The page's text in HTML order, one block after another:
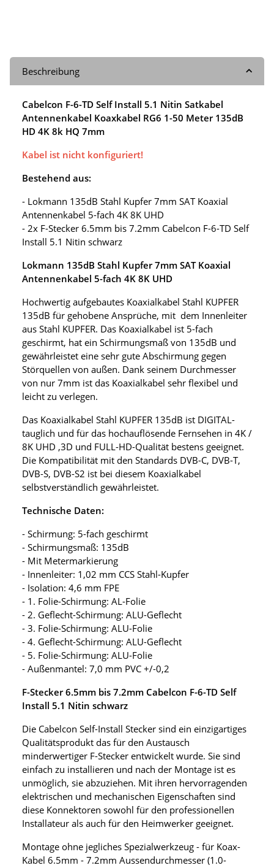
Beschreibung
Cabelcon F-6-TD Self Install 5.1 Nitin Satkabel
Antennenkabel Koaxkabel RG6 1-50 Meter 135dB
HD 4K 8k HQ 7mm
Kabel ist nicht konfiguriert!
Bestehend aus:
- Lokmann 135dB Stahl Kupfer 7mm SAT Koaxial
Antennenkabel 5-fach 4K 8K UHD
- 2x F-Stecker 6.5mm bis 7.2mm Cabelcon F-6-TD Self
Install 5.1 Nitin schwarz
Lokmann 135dB Stahl Kupfer 7mm SAT Koaxial
Antennenkabel 5-fach 4K 8K UHD
Hochwertig aufgebautes Koaxialkabel Stahl KUPFER
135dB für gehobene Ansprüche, mit dem Innenleiter
aus Stahl KUPFER. Das Koaxialkabel ist 5-fach
geschirmt, hat ein Schirmungsmaß von 135dB und
gewährleistet eine sehr gute Abschirmung gegen
Störquellen von außen. Dank seinem Durchmesser
von nur 7mm ist das Koaxialkabel sehr flexibel und
leicht zu verlegen.
Das Koaxialkabel Stahl KUPFER 135dB ist DIGITAL-
tauglich und für das hochauflösende Fernsehen in 4K /
8K UHD ,3D und FULL-HD-Qualität bestens geeignet.
Die Kompatibilität mit den Standards DVB-C, DVB-T,
DVB-S, DVB-S2 ist bei diesem Koaxialkabel
selbstverständlich gewährleistet.
Technische Daten:
- Schirmung: 5-fach geschirmt
- Schirmungsmaß: 135dB
- Mit Metermarkierung
- Innenleiter: 1,02 mm CCS Stahl-Kupfer
- Isolation: 4,6 mm FPE
- 1. Folie-Schirmung: AL-Folie
- 2. Geflecht-Schirmung: ALU-Geflecht
- 3. Folie-Schirmung: ALU-Folie
- 4. Geflecht-Schirmung: ALU-Geflecht
- 5. Folie-Schirmung: ALU-Folie
- Außenmantel: 7,0 mm PVC +/-0,2
F-Stecker 6.5mm bis 7.2mm Cabelcon F-6-TD Self
Install 5.1 Nitin schwarz
Die Cabelcon Self-Install Stecker sind ein einzigartiges
Qualitätsprodukt das für den Austausch
minderwertiger F-Stecker entwickelt wurde. Sie sind
einfach zu installieren und nach der Montage ist es
unmöglich, sie abzuziehen. Mit ihren hervorragenden
elektrischen und mechanischen Eigenschaften sind
diese Konnektoren sowohl für den professionellen
Installateur als auch für den Heimwerker geeignet.
Montage ohne jegliches Spezialwerkzeug - für Koax-
Kabel 6.5mm - 7.2mm Aussendurchmesser (1.0-